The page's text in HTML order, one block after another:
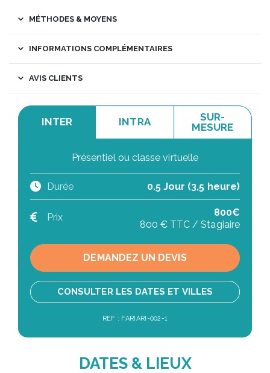
MÉTHODES & MOYENS
INFORMATIONS COMPLÉMENTAIRES
AVIS CLIENTS
INTER INTRA
SUR-
MESURE
Présentiel ou classe virtuelle
Durée 0.5 Jour (3,5 heure)
Prix
800€
800 € TTC / Stagiaire
DEMANDEZ UN DEVIS
CONSULTER LES DATES ET VILLES
REF : FARIARI-002-1
DATES & LIEUX